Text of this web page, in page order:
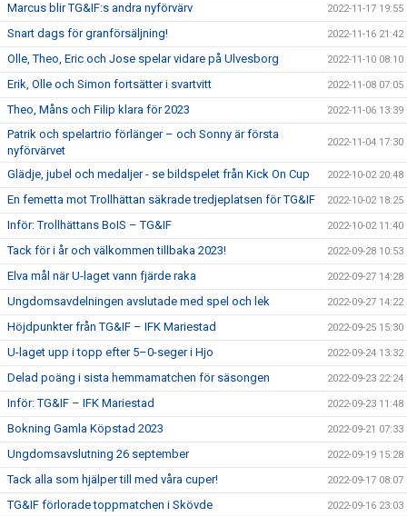
Marcus blir TG&IF:s andra nyförvärv 2022-11-17 19:55
Snart dags för granförsäljning! 2022-11-16 21:42
Olle, Theo, Eric och Jose spelar vidare på Ulvesborg 2022-11-10 08:10
Erik, Olle och Simon fortsätter i svartvitt 2022-11-08 07:05
Theo, Måns och Filip klara för 2023 2022-11-06 13:39
Patrik och spelartrio förlänger – och Sonny är första
nyförvärvet
2022-11-04 17:30
Glädje, jubel och medaljer - se bildspelet från Kick On Cup 2022-10-02 20:48
En femetta mot Trollhättan säkrade tredjeplatsen för TG&IF 2022-10-02 18:25
Inför: Trollhättans BoIS – TG&IF 2022-10-02 11:40
Tack för i år och välkommen tillbaka 2023! 2022-09-28 10:53
Elva mål när U-laget vann fjärde raka 2022-09-27 14:28
Ungdomsavdelningen avslutade med spel och lek 2022-09-27 14:22
Höjdpunkter från TG&IF – IFK Mariestad 2022-09-25 15:30
U-laget upp i topp efter 5–0-seger i Hjo 2022-09-24 13:32
Delad poäng i sista hemmamatchen för säsongen 2022-09-23 22:24
Inför: TG&IF – IFK Mariestad 2022-09-23 11:48
Bokning Gamla Köpstad 2023 2022-09-21 07:33
Ungdomsavslutning 26 september 2022-09-19 15:28
Tack alla som hjälper till med våra cuper! 2022-09-17 08:07
TG&IF förlorade toppmatchen i Skövde 2022-09-16 23:03